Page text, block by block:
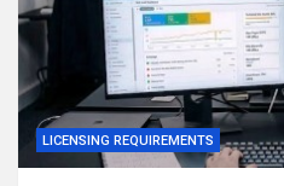
LICENSING REQUIREMENTS